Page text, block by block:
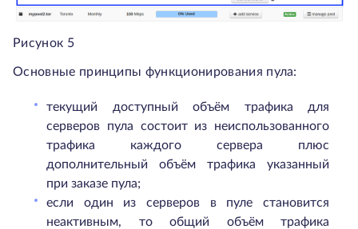
Рисунок 5
Основные принципы функционирования пула:
текущий доступный объём трафика для
серверов пула состоит из неиспользованного
трафика каждого сервера плюс
дополнительный объём трафика указанный
при заказе пула;
если один из серверов в пуле становится
неактивным, то общий объём трафика